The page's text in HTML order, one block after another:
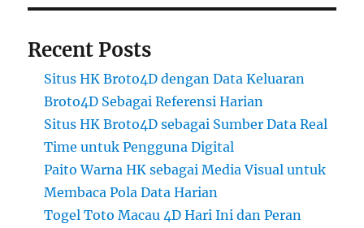
Recent Posts
Situs HK Broto4D dengan Data Keluaran
Broto4D Sebagai Referensi Harian
Situs HK Broto4D sebagai Sumber Data Real
Time untuk Pengguna Digital
Paito Warna HK sebagai Media Visual untuk
Membaca Pola Data Harian
Togel Toto Macau 4D Hari Ini dan Peran